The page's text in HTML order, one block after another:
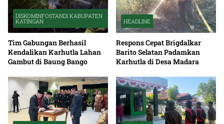
DISKOMINFOSTANDI KABUPATEN
KATINGAN
Tim Gabungan Berhasil
Kendalikan Karhutla Lahan
Gambut di Baung Bango
HEADLINE
Respons Cepat Brigdalkar
Barito Selatan Padamkan
Karhutla di Desa Madara